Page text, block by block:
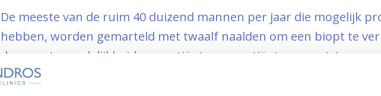
De meeste van de ruim 40 duizend mannen per jaar die mogelijk
hebben, worden gemarteld met twaalf naalden om een biopt te
de verantwoordelijkheid van patiënten en patiëntenverenigingen
verouderde methode te vervangen door eentje waarin een MRI-